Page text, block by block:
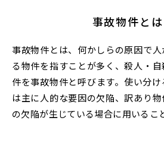
事故物件とは
事故物件とは、何かしらの原因で
る物件を指すことが多く、殺人・
件を事故物件と呼びます。使い分
は主に人的な要因の欠陥、訳あり
の欠陥が生じている場合に用いるこ